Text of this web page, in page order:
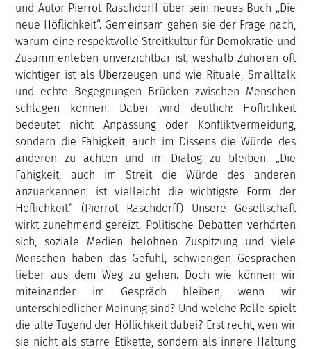
und Autor Pierrot Raschdorff über sein neues Buch „Die
neue Höflichkeit“. Gemeinsam gehen sie der Frage nach,
warum eine respektvolle Streitkultur für Demokratie und
Zusammenleben unverzichtbar ist, weshalb Zuhören oft
wichtiger ist als Überzeugen und wie Rituale, Smalltalk
und echte Begegnungen Brücken zwischen Menschen
schlagen können. Dabei wird deutlich: Höflichkeit
bedeutet nicht Anpassung oder Konfliktvermeidung,
sondern die Fähigkeit, auch im Dissens die Würde des
anderen zu achten und im Dialog zu bleiben. „Die
Fähigkeit, auch im Streit die Würde des anderen
anzuerkennen, ist vielleicht die wichtigste Form der
Höflichkeit.“ (Pierrot Raschdorff) Unsere Gesellschaft
wirkt zunehmend gereizt. Politische Debatten verhärten
sich, soziale Medien belohnen Zuspitzung und viele
Menschen haben das Gefühl, schwierigen Gesprächen
lieber aus dem Weg zu gehen. Doch wie können wir
miteinander im Gespräch bleiben, wenn wir
unterschiedlicher Meinung sind? Und welche Rolle spielt
die alte Tugend der Höflichkeit dabei? Erst recht, wen wir
sie nicht als starre Etikette, sondern als innere Haltung